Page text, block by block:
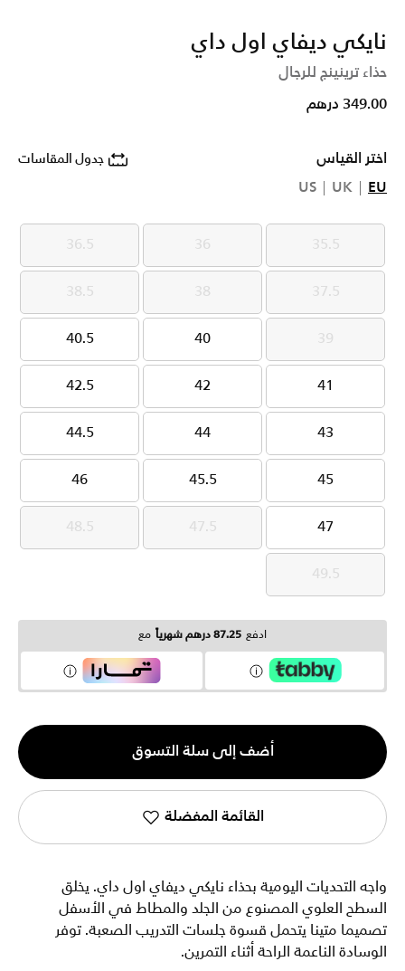
نايكي ديفاي اول داي
حذاء ترينينج للرجال
349.00 درهم
اختر القياس جدول المقاسات
EU
UK
US
35.5
35.5
36
36
36.5
36.5
37.5
37.5
38
38
38.5
38.5
39
39
40
40
40.5
40.5
41
41
42
42
42.5
42.5
43
43
44
44
44.5
44.5
45
45
45.5
45.5
46
46
47
47
47.5
47.5
48.5
48.5
49.5
49.5
ادفع 87.25 درهم شهرياً مع
الكمية
1
أضف إلى سلة التسوق
القائمة المفضلة
واجه التحديات اليومية بحذاء نايكي ديفاي اول داي. يخلق
السطح العلوي المصنوع من الجلد والمطاط في الأسفل
تصميما متينا يتحمل قسوة جلسات التدريب الصعبة. توفر
الوسادة الناعمة الراحة أثناء التمرين.